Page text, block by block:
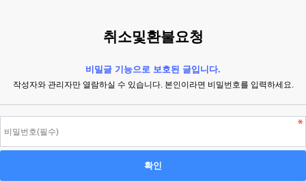
취소및환불요청
비밀글 기능으로 보호된 글입니다.
작성자와 관리자만 열람하실 수 있습니다. 본인이라면 비밀번호를 입력하세요.